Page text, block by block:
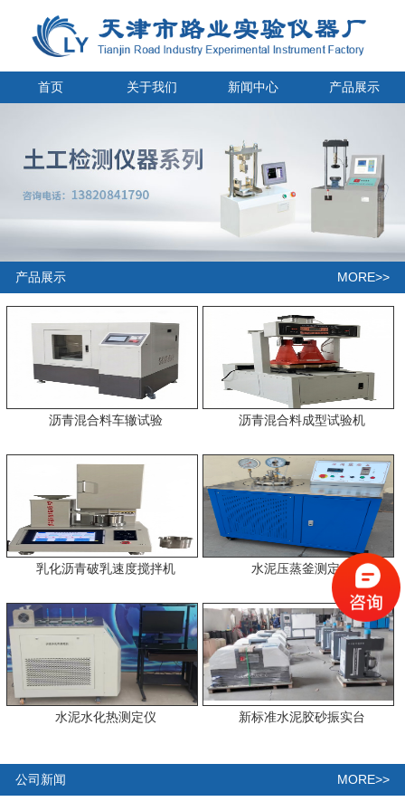
首页 关于我们 新闻中心 产品展示
产品展示 MORE>>
沥青混合料车辙试验 沥青混合料成型试验机
乳化沥青破乳速度搅拌机 水泥压蒸釜测定仪
水泥水化热测定仪 新标准水泥胶砂振实台
公司新闻 MORE>>